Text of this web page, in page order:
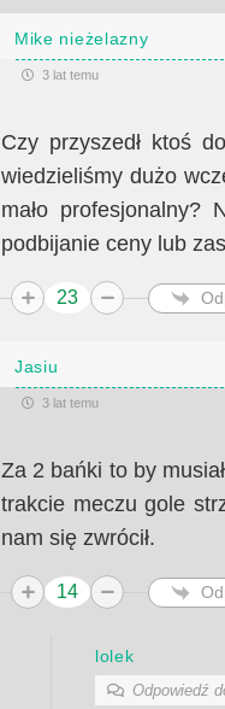
Mike nieżelazny
3 lat temu
Czy przyszedł ktoś
wiedzieliśmy dużo
mało
podbijanie ceny lub
23
Jasiu
3 lat temu
Za 2 bańki to by
trakcie meczu gole
nam się zwrócił.
14
lolek
Odpowiedź